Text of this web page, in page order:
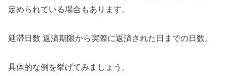
定められている場合もあります。
延滞日数 返済期限から実際に返済された日までの日数。
具体的な例を挙げてみましょう。